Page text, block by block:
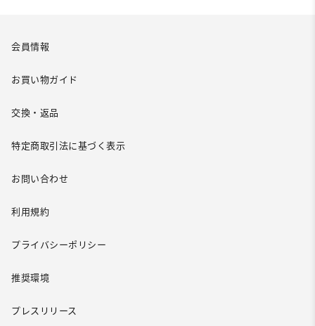
会員情報
お買い物ガイド
交換・返品
特定商取引法に基づく表示
お問い合わせ
利用規約
プライバシーポリシー
推奨環境
プレスリリース